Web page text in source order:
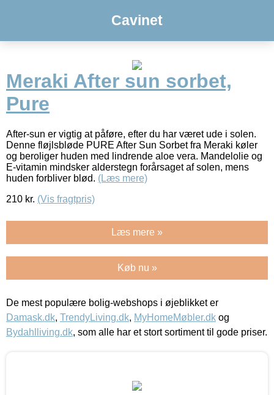
Cavinet
Meraki After sun sorbet,
Pure
After-sun er vigtig at påføre, efter du har været ude i solen.
Denne fløjlsbløde PURE After Sun Sorbet fra Meraki køler
og beroliger huden med lindrende aloe vera. Mandelolie og
E-vitamin mindsker alderstegn forårsaget af solen, mens
huden forbliver blød. (Læs mere)
210 kr. (Vis fragtpris)
Læs mere »
Køb nu »
De mest populære bolig-webshops i øjeblikket er
Damask.dk, TrendyLiving.dk, MyHomeMøbler.dk og
Bydahlliving.dk, som alle har et stort sortiment til gode priser.